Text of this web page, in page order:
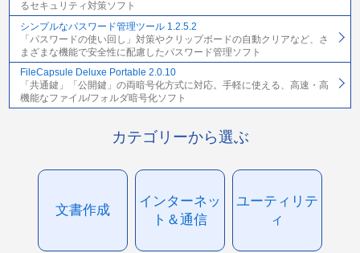
るセキュリティ対策ソフト
シンプルなパスワード管理ツール 1.2.5.2
「パスワードの使い回し」対策やクリップボードの自動クリアなど、さ
まざまな機能で安全性に配慮したパスワード管理ソフト
FileCapsule Deluxe Portable 2.0.10
「共通鍵」「公開鍵」の両暗号化方式に対応。手軽に使える、高速・高
機能なファイル/フォルダ暗号化ソフト
カテゴリーから選ぶ
文書作成
インターネッ
ト＆通信
ユーティリテ
ィ